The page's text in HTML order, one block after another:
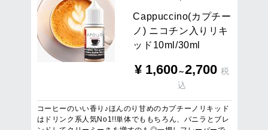
Cappuccino(カ プチー
ノ ) ニ コチ ン 入 り リ キ
ッ ド 10m l/30m
¥ 1,600～2,700税
込
コーヒーのいい香り♪ほんのり甘めのカプチーノリキッド
はドリンク系人気No1!!単体でももちろん、バニラとブレ